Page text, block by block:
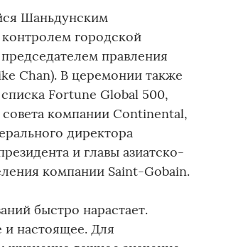
Шаньдунским
городской
правления
Chan). В церемонии также
Fortune Global 500,
компании Continental,
директора
и главы азиатско-
компании Saint-Gobain.
быстро нарастает.
и настоящее. Для